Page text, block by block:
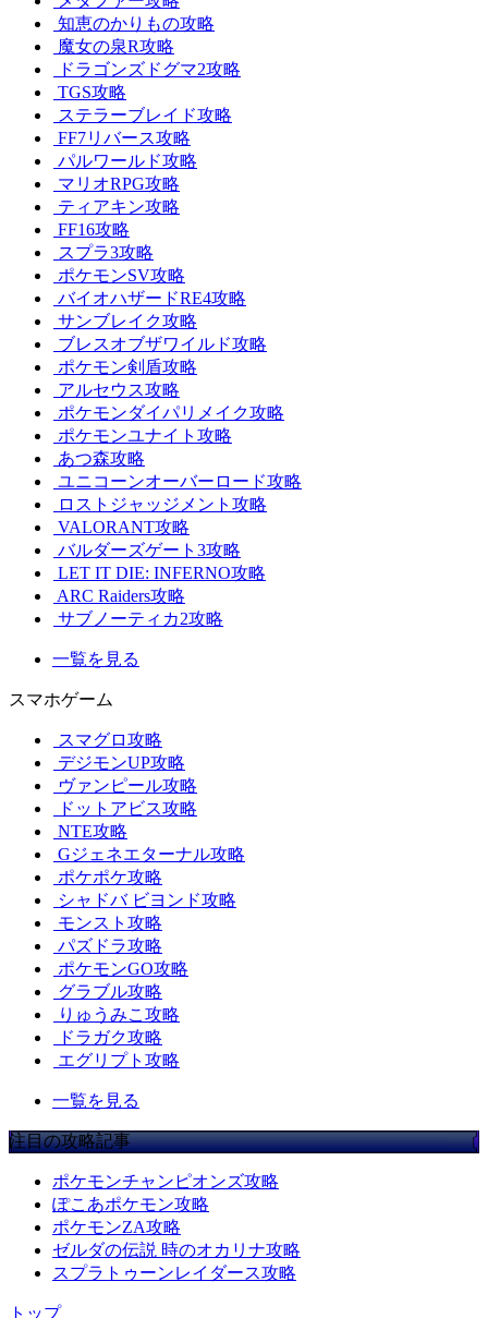
知恵のかりもの攻略
魔女の泉R攻略
ドラゴンズドグマ2攻略
TGS攻略
ステラーブレイド攻略
FF7リバース攻略
パルワールド攻略
マリオRPG攻略
ティアキン攻略
FF16攻略
スプラ3攻略
ポケモンSV攻略
バイオハザードRE4攻略
サンブレイク攻略
ブレスオブザワイルド攻略
ポケモン剣盾攻略
アルセウス攻略
ポケモンダイパリメイク攻略
ポケモンユナイト攻略
あつ森攻略
ユニコーンオーバーロード攻略
ロストジャッジメント攻略
VALORANT攻略
バルダーズゲート3攻略
LET IT DIE: INFERNO攻略
ARC Raiders攻略
サブノーティカ2攻略
一覧を見る
スマホゲーム
スマグロ攻略
デジモンUP攻略
ヴァンピール攻略
ドットアビス攻略
NTE攻略
Gジェネエターナル攻略
ポケポケ攻略
シャドバ ビヨンド攻略
モンスト攻略
パズドラ攻略
ポケモンGO攻略
グラブル攻略
りゅうみこ攻略
ドラガク攻略
エグリプト攻略
一覧を見る
注目の攻略記事
ポケモンチャンピオンズ攻略
ぽこあポケモン攻略
ポケモンZA攻略
ゼルダの伝説 時のオカリナ攻略
スプラトゥーンレイダース攻略
トップ